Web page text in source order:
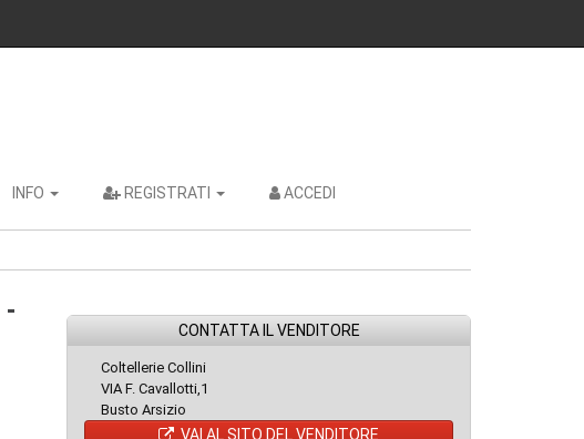
INFO REGISTRATI ACCEDI
CONTATTA IL VENDITORE
Coltellerie Collini
VIA F. Cavallotti,1
Busto Arsizio
VAI AL SITO DEL VENDITORE